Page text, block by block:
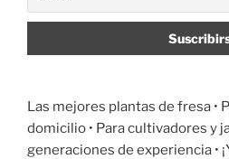
Las mejores plantas de fresa •
domicilio • Para cultivadores y
generaciones de experiencia •